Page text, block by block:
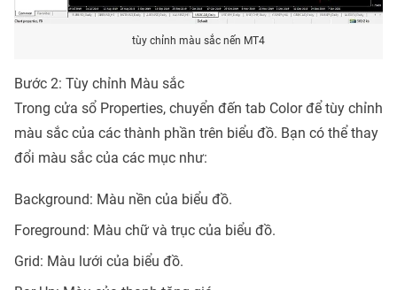
tùy chỉnh màu sắc nến MT4
Bước 2: Tùy chỉnh Màu sắc
Trong cửa sổ Properties, chuyển đến tab Color để tùy chỉnh
màu sắc của các thành phần trên biểu đồ. Bạn có thể thay
đổi màu sắc của các mục như:
Background: Màu nền của biểu đồ.
Foreground: Màu chữ và trục của biểu đồ.
Grid: Màu lưới của biểu đồ.